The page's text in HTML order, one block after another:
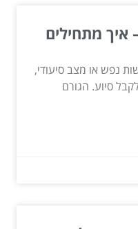
איך מתחילים
נפש או מצב סיעודי,
סיוע. הגורם